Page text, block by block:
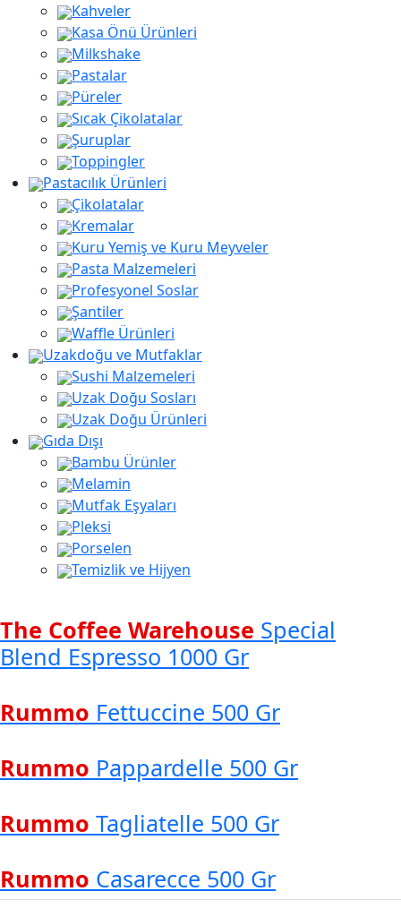
Kahveler
Kasa Önü Ürünleri
Milkshake
Pastalar
Püreler
Sıcak Çikolatalar
Şuruplar
Toppingler
Pastacılık Ürünleri
Çikolatalar
Kremalar
Kuru Yemiş ve Kuru Meyveler
Pasta Malzemeleri
Profesyonel Soslar
Şantiler
Waffle Ürünleri
Uzakdoğu ve Mutfaklar
Sushi Malzemeleri
Uzak Doğu Sosları
Uzak Doğu Ürünleri
Gıda Dışı
Bambu Ürünler
Melamin
Mutfak Eşyaları
Pleksi
Porselen
Temizlik ve Hijyen
The Coffee Warehouse Special
Blend Espresso 1000 Gr
Rummo Fettuccine 500 Gr
Rummo Pappardelle 500 Gr
Rummo Tagliatelle 500 Gr
Rummo Casarecce 500 Gr